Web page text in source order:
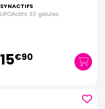
SYNACTIFS
LIPOActifs 30 gélules
15€90